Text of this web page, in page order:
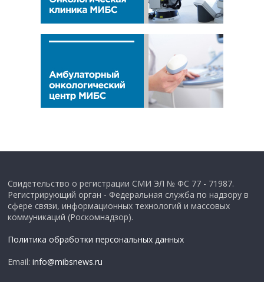
Свидетельство о регистрации СМИ ЭЛ № ФС 77 - 71987.
Регистрирующий орган - Федеральная служба по надзору в
сфере связи, информационных технологий и массовых
коммуникаций (Роскомнадзор).
Политика обработки персональных данных
Email:info@mibsnews.ru